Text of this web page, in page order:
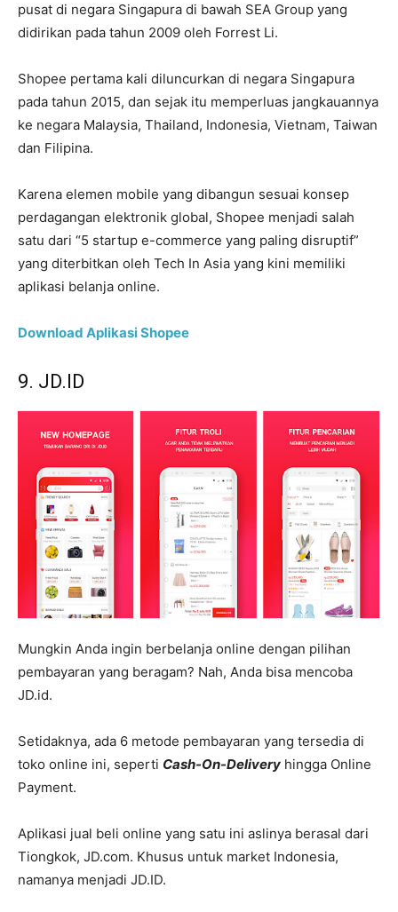
pusat di negara Singapura di bawah SEA Group yang
didirikan pada tahun 2009 oleh Forrest Li.
Shopee pertama kali diluncurkan di negara Singapura
pada tahun 2015, dan sejak itu memperluas jangkauannya
ke negara Malaysia, Thailand, Indonesia, Vietnam, Taiwan
dan Filipina.
Karena elemen mobile yang dibangun sesuai konsep
perdagangan elektronik global, Shopee menjadi salah
satu dari “5 startup e-commerce yang paling disruptif”
yang diterbitkan oleh Tech In Asia yang kini memiliki
aplikasi belanja online.
Download Aplikasi Shopee
9. JD.ID
Mungkin Anda ingin berbelanja online dengan pilihan
pembayaran yang beragam? Nah, Anda bisa mencoba
JD.id.
Setidaknya, ada 6 metode pembayaran yang tersedia di
toko online ini, seperti Cash-On-Delivery hingga Online
Payment.
Aplikasi jual beli online yang satu ini aslinya berasal dari
Tiongkok, JD.com. Khusus untuk market Indonesia,
namanya menjadi JD.ID.